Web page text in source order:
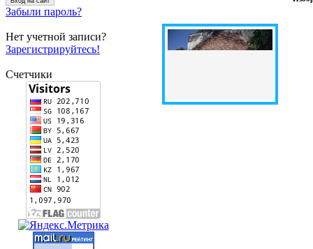
Забыли пароль?
Нет учетной записи?
Зарегистрируйтесь!
Счетчики